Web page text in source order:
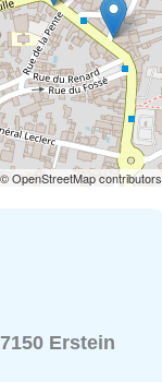
OpenStreetMap contributors
Erstein